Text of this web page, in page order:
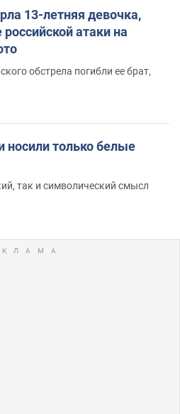
13-летняя девочка,
российской атаки на
обстрела погибли ее брат,
только белые
так и символический смысл